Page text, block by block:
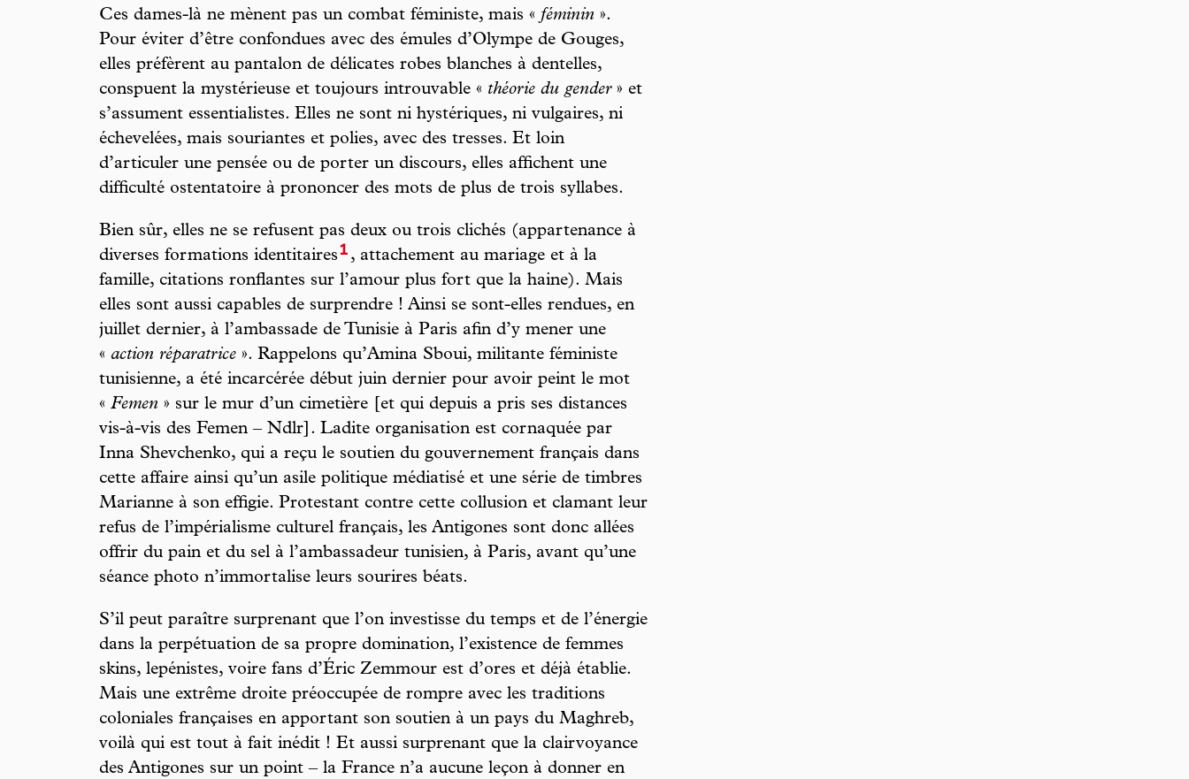
Ces dames-là ne mènent pas un combat féministe, mais « féminin ».
Pour éviter d’être confondues avec des émules d’Olympe de Gouges,
elles préfèrent au pantalon de délicates robes blanches à dentelles,
conspuent la mystérieuse et toujours introuvable « théorie du gender» et
s’assument essentialistes. Elles ne sont ni hystériques, ni vulgaires, ni
échevelées, mais souriantes et polies, avec des tresses. Et loin
d’articuler une pensée ou de porter un discours, elles affichent une
difficulté ostentatoire à prononcer des mots de plus de trois syllabes.
Bien sûr, elles ne se refusent pas deux ou trois clichés (appartenance à
diverses formations identitaires1 , attachement au mariage et à la
famille, citations ronflantes sur l’amour plus fort que la haine). Mais
elles sont aussi capables de surprendre ! Ainsi se sont-elles rendues, en
juillet dernier, à l’ambassade de Tunisie à Paris afin d’y mener une
« action réparatrice ». Rappelons qu’Amina Sboui, militante féministe
tunisienne, a été incarcérée début juin dernier pour avoir peint le mot
« Femen » sur le mur d’un cimetière [et qui depuis a pris ses distances
vis-à-vis des Femen – Ndlr]. Ladite organisation est cornaquée par
Inna Shevchenko, qui a reçu le soutien du gouvernement français dans
cette affaire ainsi qu’un asile politique médiatisé et une série de timbres
Marianne à son effigie. Protestant contre cette collusion et clamant leur
refus de l’impérialisme culturel français, les Antigones sont donc allées
offrir du pain et du sel à l’ambassadeur tunisien, à Paris, avant qu’une
séance photo n’immortalise leurs sourires béats.
S’il peut paraître surprenant que l’on investisse du temps et de l’énergie
dans la perpétuation de sa propre domination, l’existence de femmes
skins, lepénistes, voire fans d’Éric Zemmour est d’ores et déjà établie.
Mais une extrême droite préoccupée de rompre avec les traditions
coloniales françaises en apportant son soutien à un pays du Maghreb,
voilà qui est tout à fait inédit ! Et aussi surprenant que la clairvoyance
des Antigones sur un point – la France n’a aucune leçon à donner en